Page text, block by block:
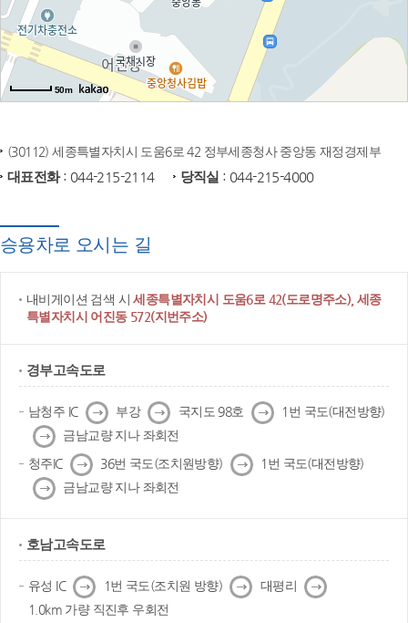
50m
(30112) 세종특별자치시 도움6로 42 정부세종청사 중앙동 재정경제부
대표전화: 044-215-2114 당직실 : 044-215-4000
승용차로 오시는 길
내비게이션 검색 시세종특별자치시 도움6로 42(도로명주소), 세종
특별자치시 어진동 572(지번주소)
경부고속도로
남청주 IC 다
음
부강 다
음
국지도 98호 다
음
1번 국도(대전방향)
다
음
금남교량 지나 좌회전
청주IC 다
음
36번 국도(조치원방향) 다
음
1번 국도(대전방향)
다
음
금남교량 지나 좌회전
호남고속도로
유성 IC 다
음
1번 국도(조치원 방향) 다
음
대평리 다
음
1.0km 가량 직진후 우회전